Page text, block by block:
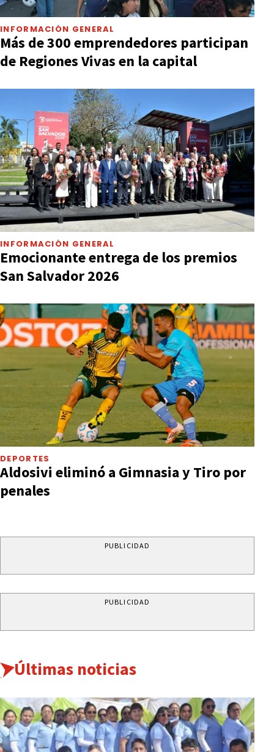
INFORMACIÓN GENERAL
Más de 300 emprendedores participan
de Regiones Vivas en la capital
INFORMACIÓN GENERAL
Emocionante entrega de los premios
San Salvador 2026
DEPORTES
Aldosivi eliminó a Gimnasia y Tiro por
penales
PUBLICIDAD
PUBLICIDAD
Últimas noticias